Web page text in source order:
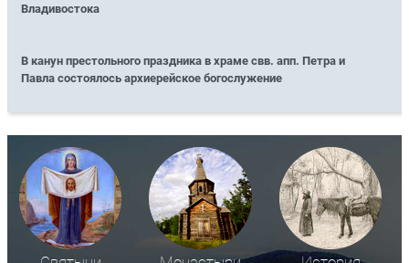
Владивостока
В канун престольного праздника в храме свв. апп. Петра и
Павла состоялось архиерейское богослужение